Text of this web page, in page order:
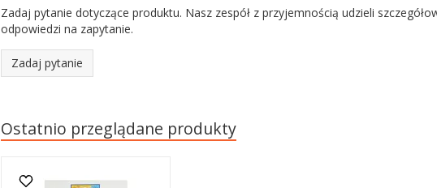
Zadaj pytanie dotyczące produktu. Nasz zespół z przyjemnością udzieli
odpowiedzi na zapytanie.
Zadaj pytanie
Ostatnio przeglądane produkty